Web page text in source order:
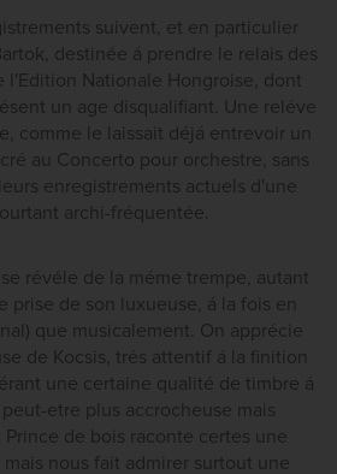
suivent, et en particulier
destinée á prendre le relais des
l'Edition Nationale Hongroise, dont
un age disqualifiant. Une reléve
comme le laissait déjá entrevoir un
au Concerto pour orchestre, sans
enregistrements actuels d'une
archi-fréquentée.
révéle de la méme trempe, autant
prise de son luxueuse, á la fois en
que musicalement. On apprécie
de Kocsis, trés attentif á la finition
une certaine qualité de timbre á
etre plus accrocheuse mais
Prince de bois raconte certes une
nous fait admirer surtout une